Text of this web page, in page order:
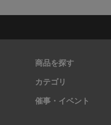
商品を探す
カテゴリ
催事・イベント